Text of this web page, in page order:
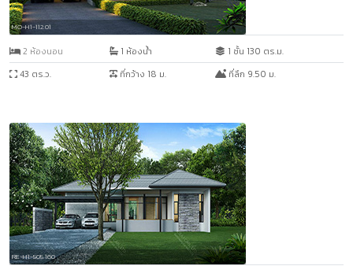
MO-H1-112.01
2 ห้องนอน 1 ห้องน้ำ
1 ชั้น 130 ตร.ม.
43 ตร.ว.
ที่กว้าง 18 ม. ที่ลึก 9.50 ม.
RE-H1-505.160